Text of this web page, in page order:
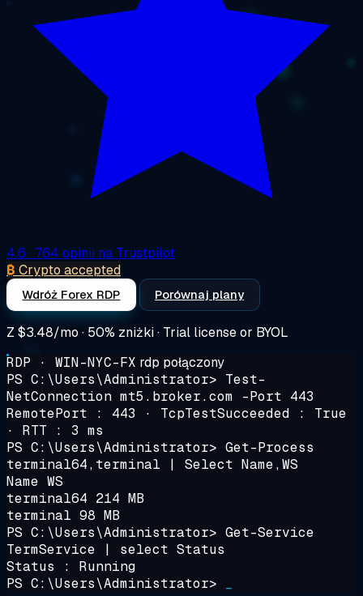
4.6 · 764 opinii na Trustpilot
₿ Crypto accepted
Wdróż Forex RDP Porównaj plany
Z $3.48/mo · 50% zniżki · Trial license or BYOL
RDP · WIN-NYC-FX rdp połączony
PS C:\Users\Administrator> Test-
NetConnection mt5.broker.com -Port 443
RemotePort : 443 · TcpTestSucceeded : True
· RTT : 3 ms
PS C:\Users\Administrator> Get-Process
terminal64,terminal | Select Name,WS
Name WS
terminal64 214 MB
terminal 98 MB
PS C:\Users\Administrator> Get-Service
TermService | select Status
Status : Running
PS C:\Users\Administrator>